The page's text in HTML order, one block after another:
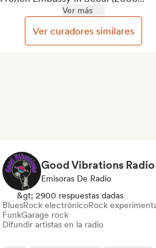
Ver más
Ver curadores similares
Good Vibrations Radio
Emisoras De Radio
&gt; 2900 respuestas dadas
BluesRock electrónicoRock
FunkGarage rock
Difundir artistas en la radio